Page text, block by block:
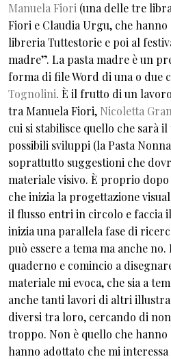
Manuela Fiori (una delle tre
Fiori e Claudia Urgu, che
libreria Tuttestorie e poi al
madre”. La pasta madre è un
forma di file Word di una o due
Tognolini. È il frutto di un
tra Manuela Fiori, Nicoletta
cui si stabilisce quello che sarà
possibili sviluppi (la Pasta
soprattutto suggestioni che
materiale visivo. È proprio
che inizia la progettazione
il flusso entri in circolo e faccia
inizia una parallela fase di
può essere a tema ma anche
quaderno e comincio a
materiale mi evoca, che sia a
anche tanti lavori di altri
diversi tra loro, cercando di
troppo. Non è quello che
hanno adottato che mi